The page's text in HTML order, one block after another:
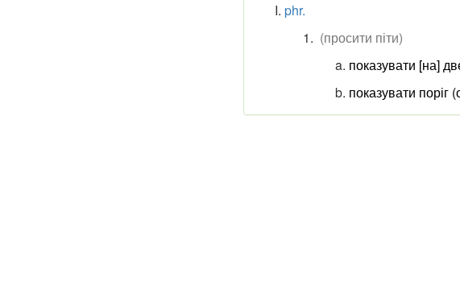
phr.
(просити піти)
показувати [на]
показувати поріг